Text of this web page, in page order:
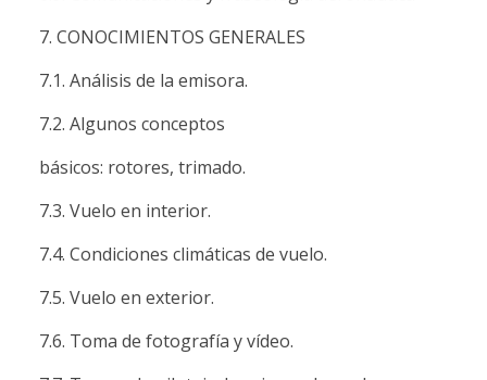
7. CONOCIMIENTOS GENERALES
7.1. Análisis de la emisora.
7.2. Algunos conceptos
básicos: rotores, trimado.
7.3. Vuelo en interior.
7.4. Condiciones climáticas de vuelo.
7.5. Vuelo en exterior.
7.6. Toma de fotografía y vídeo.